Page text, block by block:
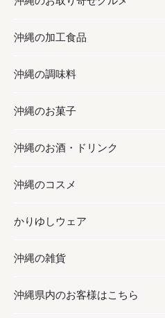
お取り寄せグルメ
フルーツ・野菜
お肉
海産物
沖縄の加工食品
加工食品
缶詰／パウチ
沖縄料理
沖縄そば／乾麺
レトルト食品
乾物／粉類
沖縄の調味料
調味料
砂糖／黒砂糖
塩
お酢／ドレッシング
しょうゆ
みそ
沖縄のお菓子
お菓子
黒糖
ちんすこう
伝統菓子
スナック
沖縄のお酒・ドリンク
お酒・ドリンク
泡盛
ビール・チューハイ
ワイン・ウィスキー・カクテル
沖縄のコスメ
コスメ
スキンケア
ボディケア
かりゆしウェア
かりゆしウェア
メンズ
沖縄の雑貨
雑貨
沖縄県内のお客様はこちら